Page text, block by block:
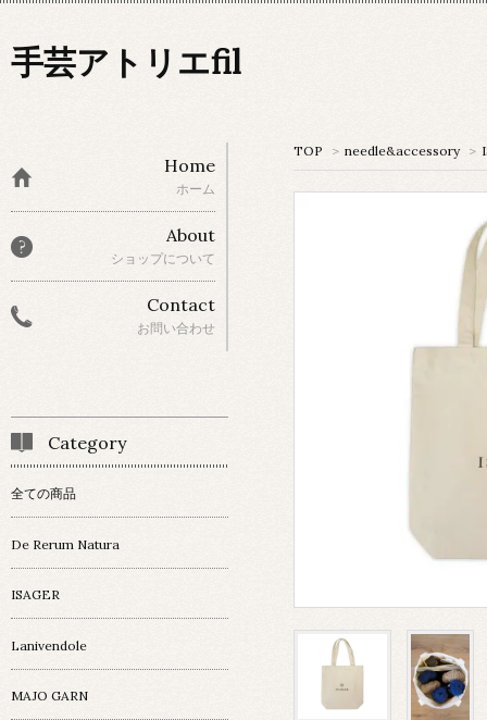
手芸アトリエfil
TOP > needle&accessory >
Home
ホーム
About
ショップについて
Contact
お問い合わせ
Category
全ての商品
De Rerum Natura
ISAGER
Lanivendole
MAJO GARN